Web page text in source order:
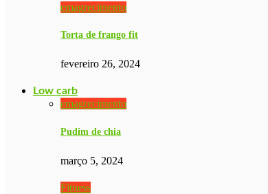
emagrecimento
Torta de frango fit
fevereiro 26, 2024
Low carb
emagrecimento
Pudim de chia
março 5, 2024
Fitness